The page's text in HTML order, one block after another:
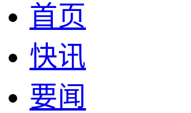
首页
快讯
要闻